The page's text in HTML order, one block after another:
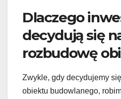
Dlaczego
decydują się
rozbudowę
Zwykle, gdy decydujemy
obiektu budowlanego,